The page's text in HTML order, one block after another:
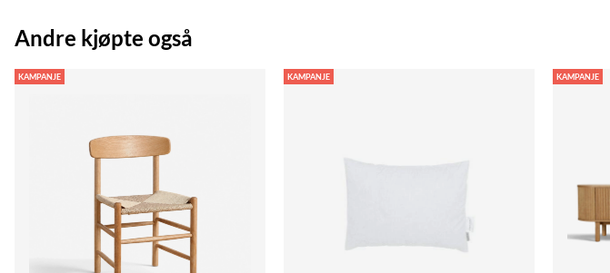
Andre kjøpte også
KAMPANJE KAMPANJE KAMPANJE